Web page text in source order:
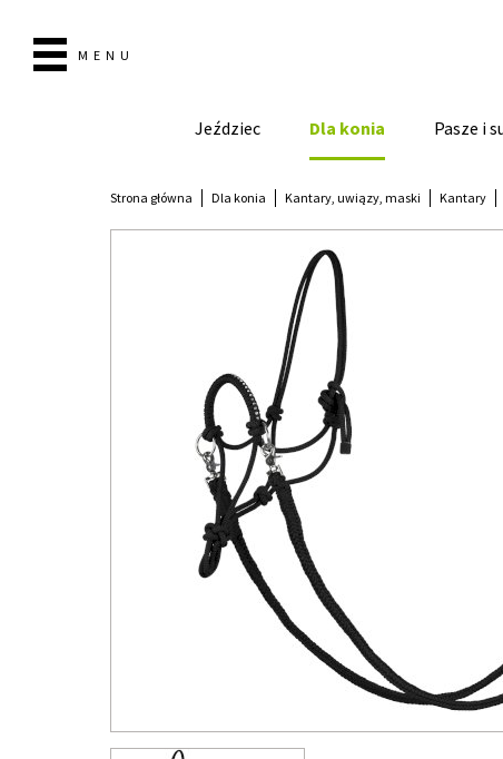
MENU
Jeździec Dla konia Pasze i
Strona główna Dla konia Kantary, uwiązy, maski Kantary